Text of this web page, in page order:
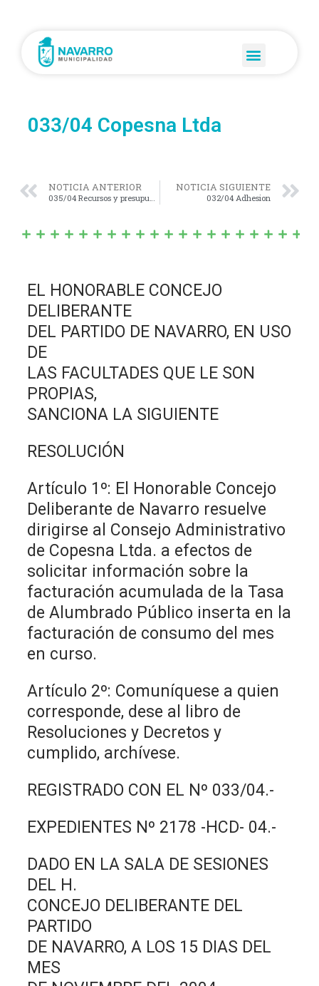
033/04 Copesna Ltda
NOTICIA ANTERIOR
035/04 Recursos y presupuesto 2004
NOTICIA SIGUIENTE
032/04 Adhesion
EL HONORABLE CONCEJO
DELIBERANTE
DEL PARTIDO DE NAVARRO, EN USO
DE
LAS FACULTADES QUE LE SON
PROPIAS,
SANCIONA LA SIGUIENTE
RESOLUCIÓN
Artículo 1º: El Honorable Concejo
Deliberante de Navarro resuelve
dirigirse al Consejo Administrativo
de Copesna Ltda. a efectos de
solicitar información sobre la
facturación acumulada de la Tasa
de Alumbrado Público inserta en la
facturación de consumo del mes
en curso.
Artículo 2º: Comuníquese a quien
corresponde, dese al libro de
Resoluciones y Decretos y
cumplido, archívese.
REGISTRADO CON EL Nº 033/04.-
EXPEDIENTES Nº 2178 -HCD- 04.-
DADO EN LA SALA DE SESIONES
DEL H.
CONCEJO DELIBERANTE DEL
PARTIDO
DE NAVARRO, A LOS 15 DIAS DEL
MES